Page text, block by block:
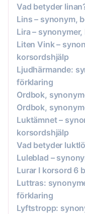
Vad betyder
Lins – synonym,
Lira –
Liten Vink –
korsordshjälp
Ljudhärmande:
förklaring
Ordbok,
Ordbok,
Luktämnet –
korsordshjälp
Vad betyder
Luleblad –
Lurar I korsord 6
Luttras:
förklaring
Lyftstropp: